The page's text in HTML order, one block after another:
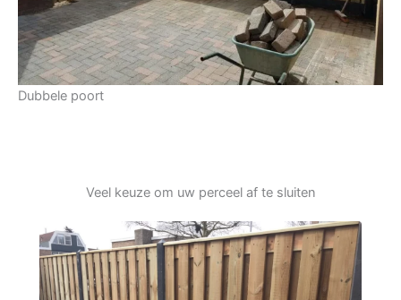
Dubbele poort
Veel keuze om uw perceel af te sluiten